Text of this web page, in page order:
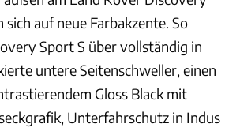
auf neue Farbakzente. So
Sport S über vollständig in
untere Seitenschweller, einen
Gloss Black mit
Unterfahrschutz in Indus